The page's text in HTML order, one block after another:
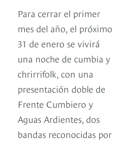
Para cerrar el primer
mes del año, el próximo
31 de enero se vivirá
una noche de cumbia y
chrirrifolk, con una
presentación doble de
Frente Cumbiero y
Aguas Ardientes, dos
bandas reconocidas por